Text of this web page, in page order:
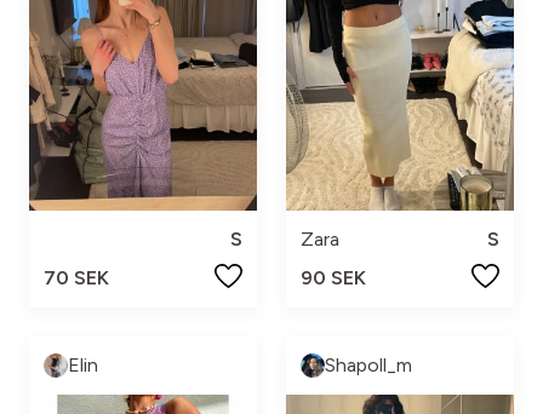
S
70 SEK
Zara
S
90 SEK
Elin Shapoll_m